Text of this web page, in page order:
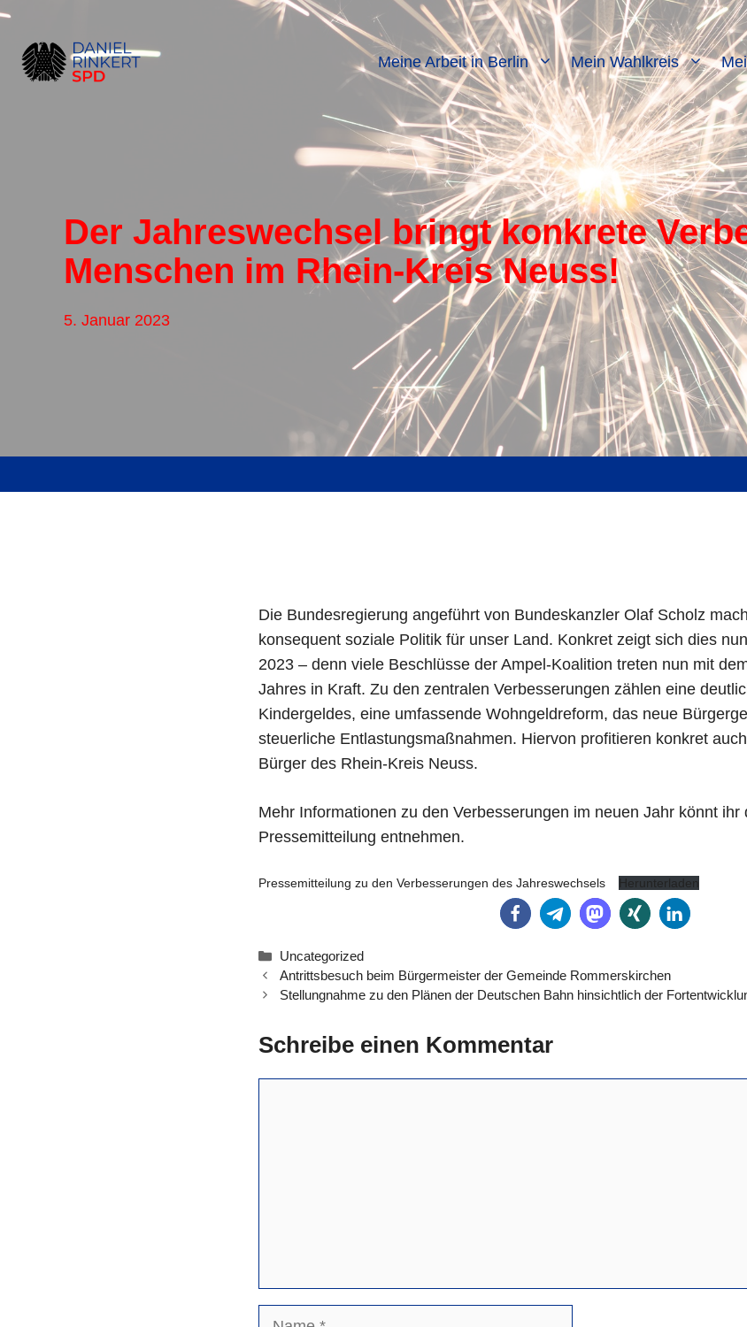
Zum
springen
Meine Arbeit in Berlin Mein Wahlkreis
Der Jahreswechsel bringt konkrete
Menschen im Rhein-Kreis Neuss!
5. Januar 2023
Die Bundesregierung angeführt von Bundeskanzler Olaf Scholz
konsequent soziale Politik für unser Land. Konkret zeigt sich dies
2023 – denn viele Beschlüsse der Ampel-Koalition treten nun mit
Jahres in Kraft. Zu den zentralen Verbesserungen zählen eine
Kindergeldes, eine umfassende Wohngeldreform, das neue
steuerliche Entlastungsmaßnahmen. Hiervon profitieren konkret
Bürger des Rhein-Kreis Neuss.
Mehr Informationen zu den Verbesserungen im neuen Jahr könnt ihr
Pressemitteilung entnehmen.
Pressemitteilung zu den Verbesserungen des Jahreswechsels Herunterladen
Kategorien
Uncategorized
Antrittsbesuch beim Bürgermeister der Gemeinde Rommerskirchen
Stellungnahme zu den Plänen der Deutschen Bahn hinsichtlich der
Schreibe einen Kommentar
Name